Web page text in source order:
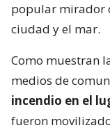
popular mirador
ciudad y el mar.
Como muestran
medios de
incendio en el
fueron